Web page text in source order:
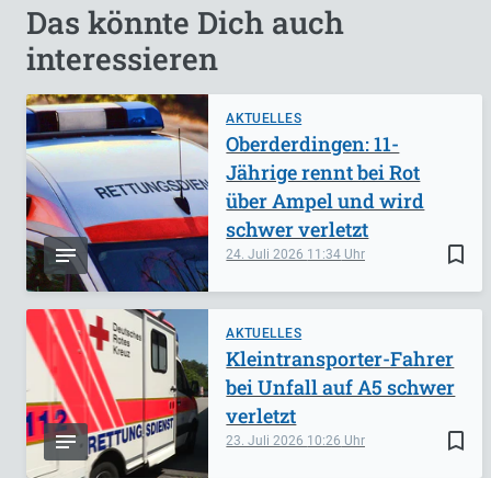
Das könnte Dich auch
interessieren
AKTUELLES
bookmark_border
24. Juli 2026 11:34
Oberderdingen: 11-
Jährige rennt bei Rot
über Ampel und wird
schwer verletzt
AKTUELLES
bookmark_border
23. Juli 2026 10:26
Kleintransporter-Fahrer
bei Unfall auf A5 schwer
verletzt